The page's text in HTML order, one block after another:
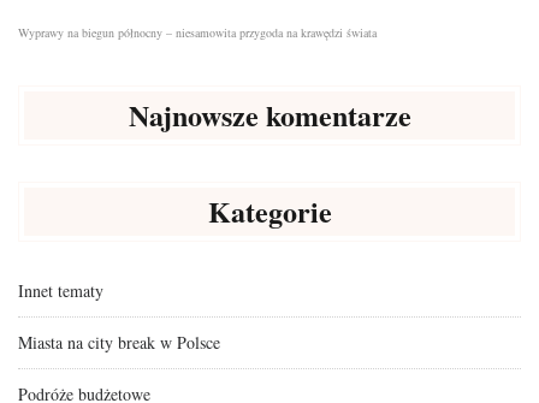
Wyprawy na biegun północny – niesamowita przygoda na krawędzi świata
Najnowsze komentarze
Kategorie
Innet tematy
Miasta na city break w Polsce
Podróże budżetowe